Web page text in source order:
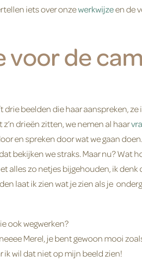
iets over onzewerkwijzeen de
voor de
drie beelden die haar aanspreken,
drieën zitten, we nemen al haar
en spreken door wat we gaan
bekijken we straks. Maar nu? Wat
alles zo netjes bijgehouden, ik
laat ik zien wat je zien als je
ook wegwerken?
Merel, je bent gewoon mooi
ik wil dat niet op mijn beeld zien!